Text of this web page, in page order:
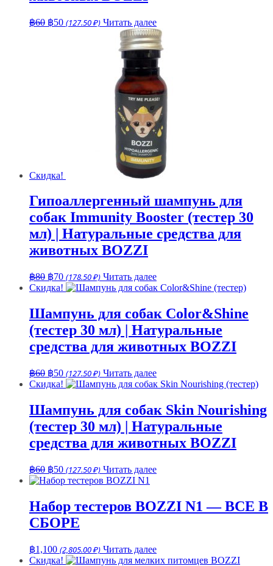
฿60 Первоначальная
฿50Текущая
(127.50 ₽) Читать далее
Скидка!
Гипоаллергенный шампунь для
собак Immunity Booster (тестер 30
мл) | Натуральные средства для
животных BOZZI
฿80 Первоначальная
цена
฿70Текущая
цена:
(178.50 ₽) Читать далее
Скидка!
Шампунь для собак Color&Shine
(тестер 30 мл) | Натуральные
средства для животных BOZZI
฿60 Первоначальная
цена
฿50Текущая
цена:
(127.50 ₽) Читать далее
Скидка!
Шампунь для собак Skin Nourishing
(тестер 30 мл) | Натуральные
средства для животных BOZZI
฿60 Первоначальная
цена
฿60.
฿50Текущая
цена:
(127.50 ₽) Читать далее
Набор тестеров BOZZI N1 — ВСЕ В
СБОРЕ
฿1,100 (2,805.00 ₽) Читать далее
Скидка!